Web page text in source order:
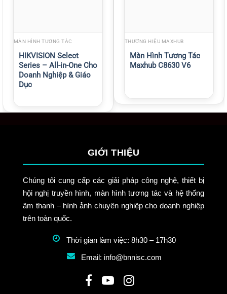
MÀN HÌNH TƯƠNG TÁC
HIKVISION Select
Series – All-in-One Cho
Doanh Nghiệp & Giáo
Dục
THƯƠNG HIỆU MAXHUB
Màn Hình Tương Tác
Maxhub C8630 V6
GIỚI THIỆU
Chúng tôi cung cấp các giải pháp công nghệ, thiết bị
hội nghị truyền hình, màn hình tương tác và hệ thống
âm thanh – hình ảnh chuyên nghiệp cho doanh nghiệp
trên toàn quốc.
Thời gian làm việc: 8h30 – 17h30
Email: info@bnnisc.com